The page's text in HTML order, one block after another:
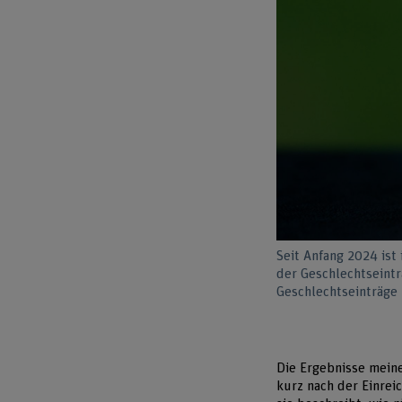
Seit Anfang 2024 ist
der
Die Ergebnisse
kurz nach der